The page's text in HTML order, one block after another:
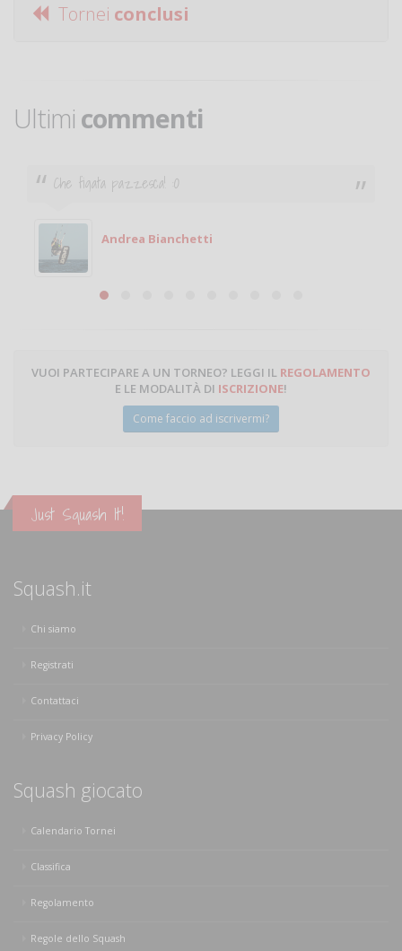
Tornei conclusi
Ultimi commenti
Ciao. Sono a Treviglio da poco e vorrei tornare a
giocare. Se sei in zona e puoi giocare fammi sapere.
Michele
Michele Miglionico
VUOI PARTECIPARE A UN TORNEO? LEGGI IL REGOLAMENTO
E LE MODALITÀ DI ISCRIZIONE!
Come faccio ad iscrivermi?
Just Squash It!
Squash.it
Chi siamo
Registrati
Contattaci
Privacy Policy
Squash giocato
Calendario Tornei
Classifica
Regolamento
Regole dello Squash